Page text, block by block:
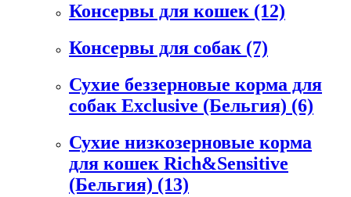
Консервы для кошек (12)
Консервы для собак (7)
Сухие беззерновые корма для
собак Exclusive (Бельгия) (6)
Сухие низкозерновые корма
для кошек Rich&Sensitive
(Бельгия) (13)